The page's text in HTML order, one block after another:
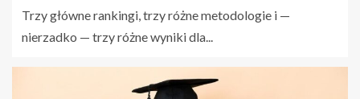
Trzy główne rankingi, trzy różne metodologie i —
nierzadko — trzy różne wyniki dla...